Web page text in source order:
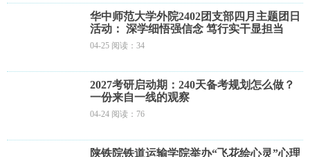
华中师范大学外院2402团支部四月主题团日
活动： 深学细悟强信念 笃行实干显担当
04-25 阅读：34
2027考研启动期：240天备考规划怎么做？
一份来自一线的观察
04-24 阅读：76
陕铁院铁道运输学院举办“飞花绘心灵”心理